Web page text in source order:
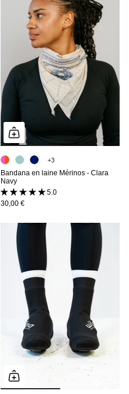
+3
Bandana en laine Mérinos - Clara
Navy
5.0 (16 avis)
30,00 €